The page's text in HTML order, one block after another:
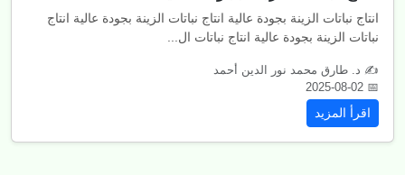
انتاج نباتات الزينة بجودة عالية انتاج نباتات الزينة بجودة عالية انتاج
نباتات الزينة بجودة عالية انتاج نباتات ال...
✍ د. طارق محمد نور الدين أحمد
📅 2025-08-02
اقرأ المزيد